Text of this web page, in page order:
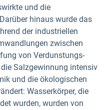
und die
hinaus wurde das
der industriellen
zwischen
von Verdunstungs-
Salzgewinnung intensiv
und die ökologischen
Wasserkörper, die
wurden, wurden von